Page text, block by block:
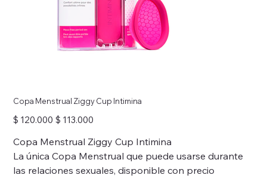
Copa Menstrual Ziggy Cup Intimina
Precio
original
$ 120.000 Precio
de
$ 113.000
Copa Menstrual Ziggy Cup Intimina
La única Copa Menstrual que puede usarse durante
las relaciones sexuales, disponible con precio